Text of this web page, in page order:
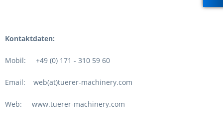
Kontaktdaten:
Mobil: +49 (0) 171 - 310 59 60
Email: web(at)tuerer-machinery.com
Web: www.tuerer-machinery.com